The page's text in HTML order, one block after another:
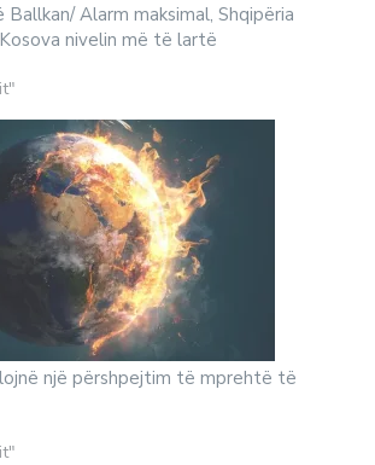
Alarm maksimal, Shqipëria
nivelin më të lartë
një përshpejtim të mprehtë të